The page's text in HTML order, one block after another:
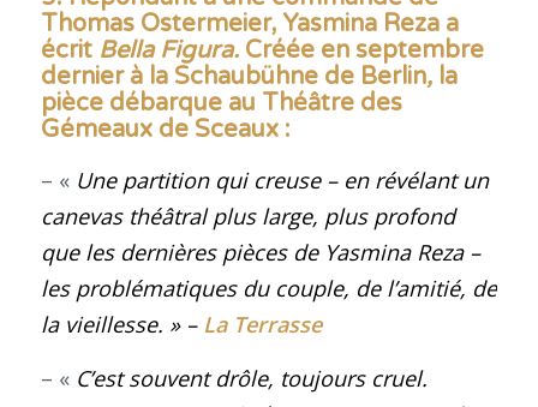
Thomas Ostermeier, Yasmina Reza a
écrit Bella Figura. Créée en septembre
dernier à la Schaubühne de Berlin, la
piècedébarque au Théâtre des
Gémeaux de Sceaux :
– « Une partition qui creuse – en révélant un
canevas théâtral plus large, plus profond
que les dernières pièces de Yasmina Reza –
les problématiques du couple, de l’amitié, de
la vieillesse. »– La Terrasse
– « C’est souvent drôle, toujours cruel.